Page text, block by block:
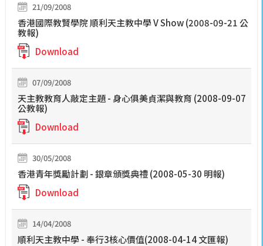
21/09/2008
香港國際教賢學院 順利天主教中學 V Show (2008-09-21 公
教報)
Download
07/09/2008
天主教教育人敲定主題 - 身心俱美貞潔與教育 (2008-09-07
公教報)
Download
30/05/2008
香港青年獎勵計劃 - 銀章頒獎典禮 (2008-05-30 明報)
Download
14/04/2008
順利天主教中學 - 奉行3核心價值(2008-04-14 文匯報)